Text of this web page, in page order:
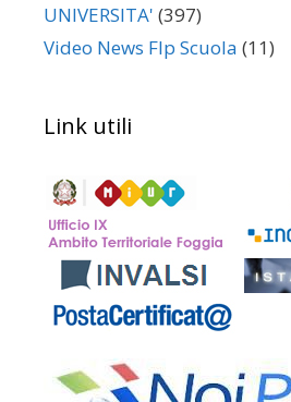
UNIVERSITA' (397)
Video News Flp Scuola (11)
Link utili